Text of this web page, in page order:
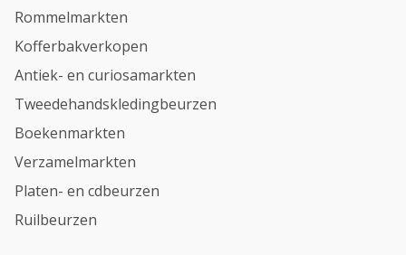
Rommelmarkten
Kofferbakverkopen
Antiek- en curiosamarkten
Tweedehandskledingbeurzen
Boekenmarkten
Verzamelmarkten
Platen- en cdbeurzen
Ruilbeurzen